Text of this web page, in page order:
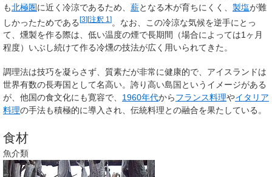
も北極圏に近く冷涼であるため、 薪となる木が育ちにくく、 製塩が難
しかったためである[3][注釈 1 ]。なお、この冷涼な気候を逆手にとっ
て、燻製を作る際は、低い温度の煙で長期間（場合によっては1ヶ月
程度）いぶし続けて作る冷燻の技法が広く用いられてきた。
調理法は技巧を凝らさず、質素だが非常に健康的で、アイスランドは
世界有数の長寿国として名高い。誇り高い島国というイメージがある
が、他国の食文化にも寛容で、 1960年代からフランス料理やイタリア
料理の手法も積極的に導入され、伝統料理との融合を果たしている。
食材
魚介類